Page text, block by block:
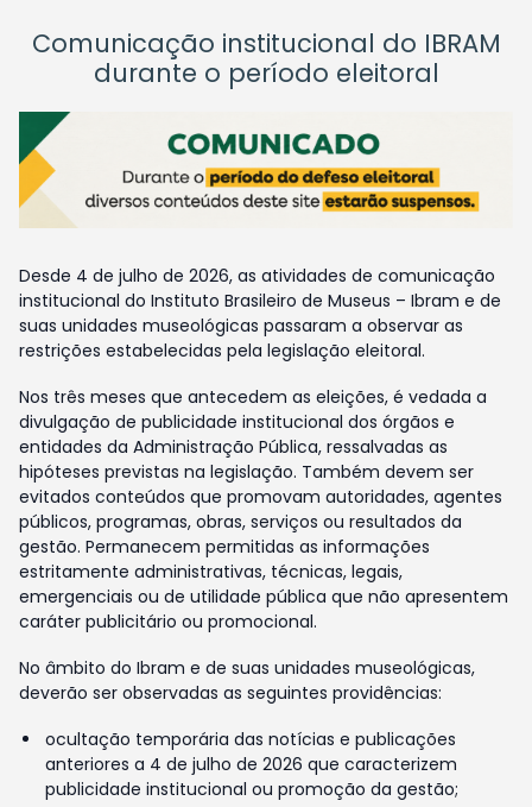
Comunicação institucional do IBRAM
durante o período eleitoral
Desde 4 de julho de 2026, as atividades de comunicação
institucional do Instituto Brasileiro de Museus – Ibram e de
suas unidades museológicas passaram a observar as
restrições estabelecidas pela legislação eleitoral.
Nos três meses que antecedem as eleições, é vedada a
divulgação de publicidade institucional dos órgãos e
entidades da Administração Pública, ressalvadas as
hipóteses previstas na legislação. Também devem ser
evitados conteúdos que promovam autoridades, agentes
públicos, programas, obras, serviços ou resultados da
gestão. Permanecem permitidas as informações
estritamente administrativas, técnicas, legais,
emergenciais ou de utilidade pública que não apresentem
caráter publicitário ou promocional.
No âmbito do Ibram e de suas unidades museológicas,
deverão ser observadas as seguintes providências:
ocultação temporária das notícias e publicações
anteriores a 4 de julho de 2026 que caracterizem
publicidade institucional ou promoção da gestão;